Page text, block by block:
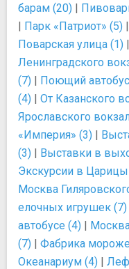
барам (20) |
| Парк «Патриот» (5) |
Поварская улица (1) |
Ленинградского
(7) | Поющий
(4) | От Казанского
Ярославского
«Империя» (3) |
(3) | Выставки в
Экскурсии в
Москва
елочных игрушек (7)
автобусе (4) |
(7) | Фабрика
Океанариум (4) |